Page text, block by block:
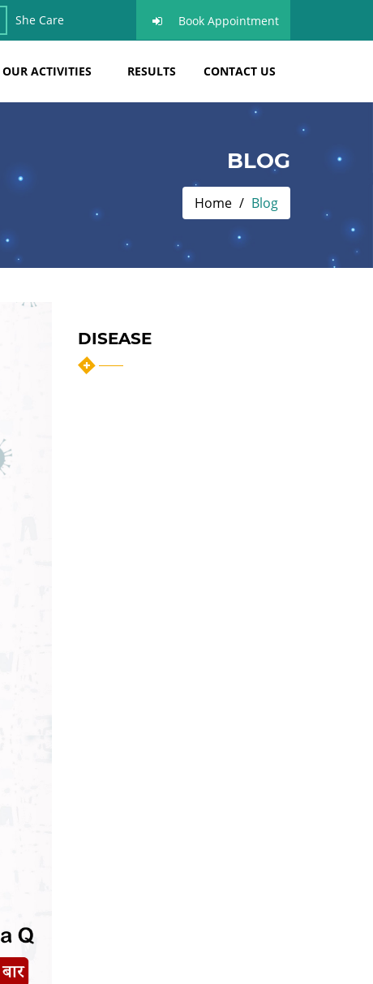
She Care Book Appointment
OUR ACTIVITIES RESULTS CONTACT US
BLOG
Home Blog
DISEASE